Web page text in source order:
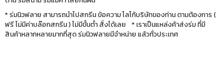
* ร่มนิวฟลาย สามารถนำไปสกรีน ข้อความ โลโก้บริษัทของท่าน ตามต้องการ (
ฟรี ไม่มีค่าบล๊อกสกรีน ) ไม่มีขั้นต่ำ สั่งได้เลย * เราเป็นแหล่งค้าส่งร่ม ที่มี
สินค้าหลากหลายมากที่สุด ร่มนิวฟลายมีจำหน่าย แล้วทั่วประเทศ